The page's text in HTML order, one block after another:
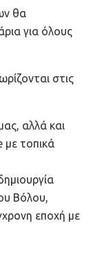
θα
για όλους
στις
αλλά και
με τοπικά
Βόλου,
εποχή με